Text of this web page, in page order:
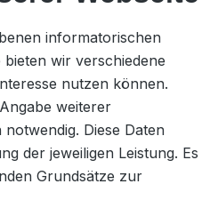
informatorischen
wir verschiedene
nutzen können.
weiterer
Diese Daten
der jeweiligen Leistung. Es
Grundsätze zur